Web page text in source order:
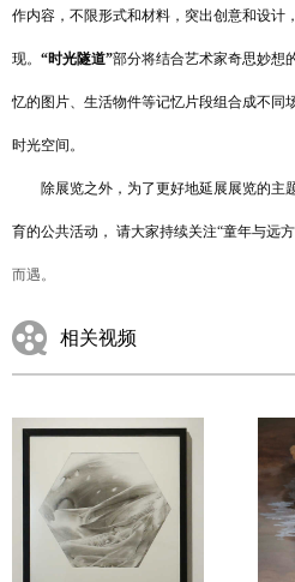
作内容，不限形式和材料，突出创意和设计
现。 “时光隧道”部分将结合艺术家奇思妙想
忆的图片、生活物件等记忆片段组合成不同
时光空间。
除展览之外，为了更好地延展展览的主
育的公共活动， 请大家持续关注“童年与远
而遇。
相关视频